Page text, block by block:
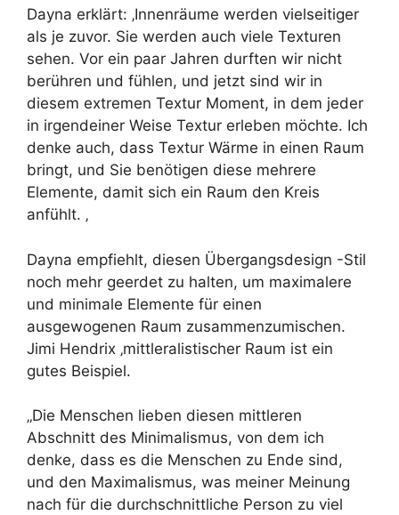
Dayna erklärt: ‚Innenräume werden vielseitiger
als je zuvor. Sie werden auch viele Texturen
sehen. Vor ein paar Jahren durften wir nicht
berühren und fühlen, und jetzt sind wir in
diesem extremen Textur Moment, in dem jeder
in irgendeiner Weise Textur erleben möchte. Ich
denke auch, dass Textur Wärme in einen Raum
bringt, und Sie benötigen diese mehrere
Elemente, damit sich ein Raum den Kreis
anfühlt. ‚
Dayna empfiehlt, diesen Übergangsdesign -Stil
noch mehr geerdet zu halten, um maximalere
und minimale Elemente für einen
ausgewogenen Raum zusammenzumischen.
Jimi Hendrix ‚mittleralistischer Raum ist ein
gutes Beispiel.
„Die Menschen lieben diesen mittleren
Abschnitt des Minimalismus, von dem ich
denke, dass es die Menschen zu Ende sind,
und den Maximalismus, was meiner Meinung
nach für die durchschnittliche Person zu viel